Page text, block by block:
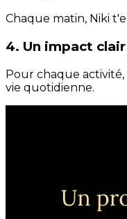
Chaque matin, Niki
4. Un impact
Pour chaque
vie quotidienne.